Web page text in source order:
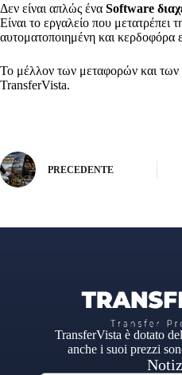
Δεν είναι απλώς ένα Software
Είναι το εργαλείο που μετατρέπει
αυτοματοποιημένη και κερδοφόρα
Το μέλλον των μεταφορών και των
TransferVista.
PRECEDENTE
TransferVista è dotato
anche i suoi prezzi